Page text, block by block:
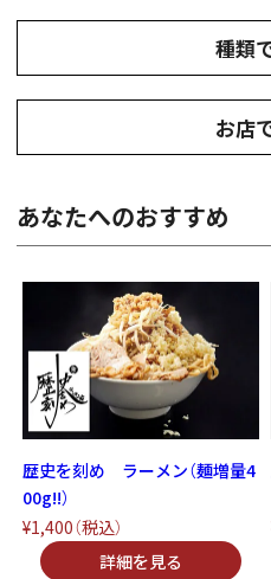
種類
お店
あなたへのおすすめ
歴史を刻め ラーメン（麺増量4
00g!!）
¥1,400（税込）